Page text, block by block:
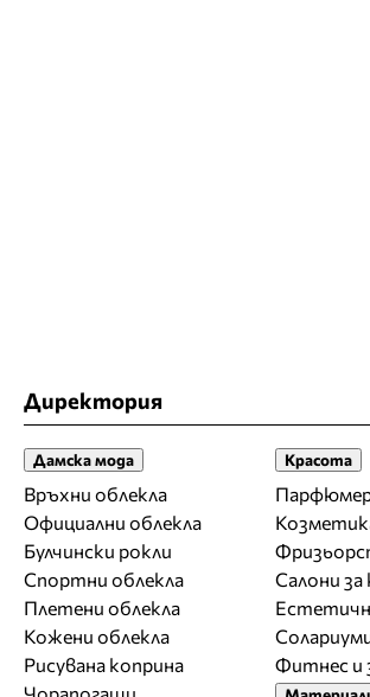
Директория
Дамска мода
Връхни облекла
Официални облекла
Булчински рокли
Спортни облекла
Плетени облекла
Кожени облекла
Рисувана коприна
Красота
Салони
Фитнес и